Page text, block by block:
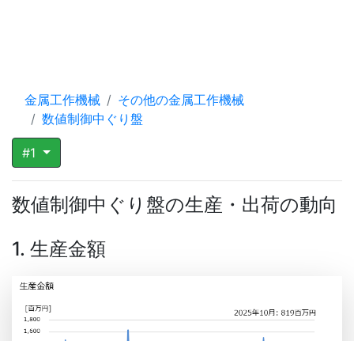
金属工作機械
その他の金属工作機械
数値制御中ぐり盤
#1
数値制御中ぐり盤の生産・出荷の動向
1. 生産金額